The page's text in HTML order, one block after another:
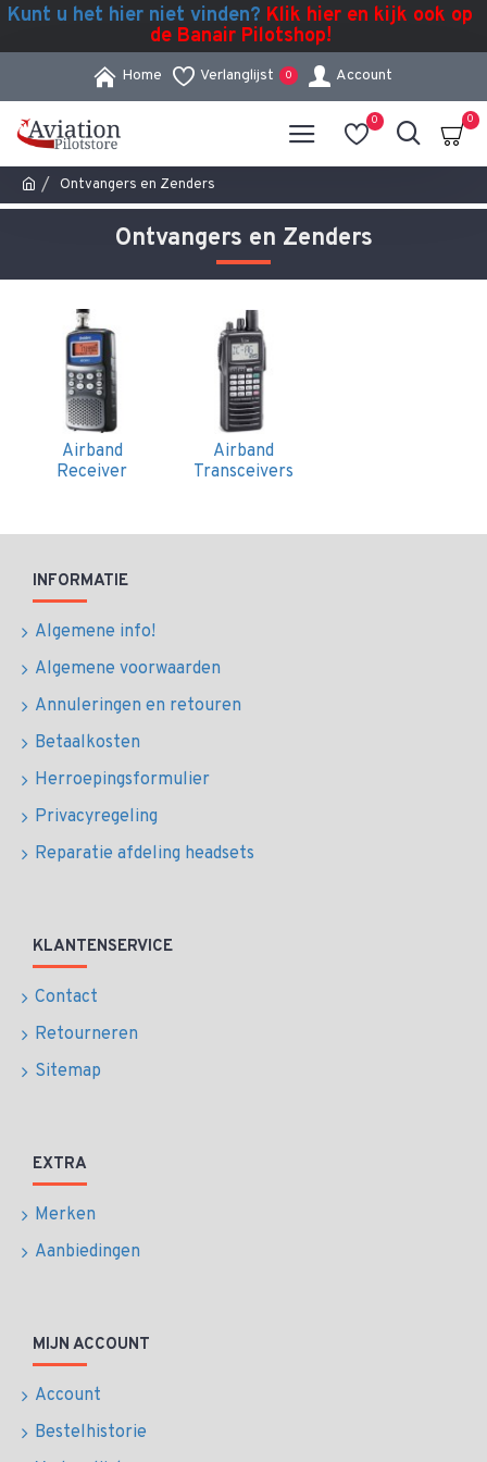
Kunt u het hier niet vinden? Klik hier en kijk ook op
de Banair Pilotshop!
Home Verlanglijst 0 Account
0 0
Ontvangers en Zenders
Ontvangers en Zenders
Airband
Receiver
Airband
Transceivers
INFORMATIE
Algemene info!
Algemene voorwaarden
Annuleringen en retouren
Betaalkosten
Herroepingsformulier
Privacyregeling
Reparatie afdeling headsets
KLANTENSERVICE
Contact
Retourneren
Sitemap
EXTRA
Merken
Aanbiedingen
MIJN ACCOUNT
Account
Bestelhistorie